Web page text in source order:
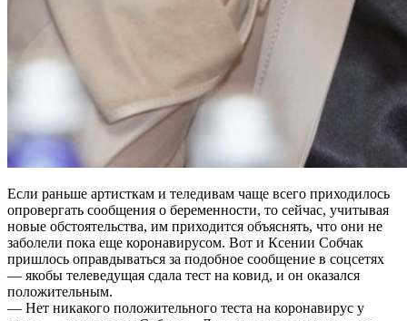
Если раньше артисткам и теледивам чаще всего приходилось
опровергать сообщения о беременности, то сейчас, учитывая
новые обстоятельства, им приходится объяснять, что они не
заболели пока еще коронавирусом. Вот и Ксении Собчак
пришлось оправдываться за подобное сообщение в соцсетях
— якобы телеведущая сдала тест на ковид, и он оказался
положительным.
— Нет никакого положительного теста на коронавирус у